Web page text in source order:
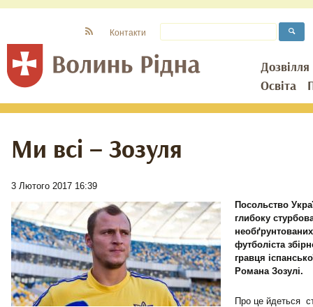
Дозвілля
Освіта
Контакти
Ми всі – Зозуля
3 Лютого 2017 16:39
Посольство
глибоку
футболіста
гравця
Романа Зозулі.
Про це йдеться